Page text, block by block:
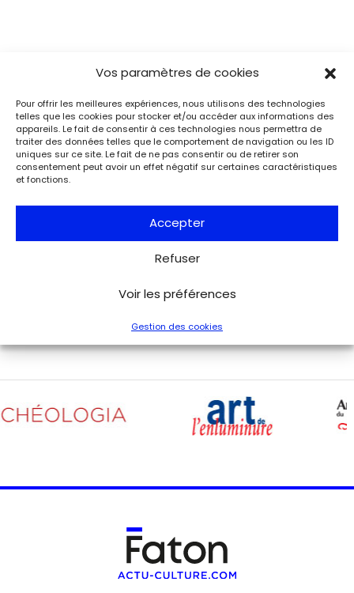
Vos paramètres de cookies
Pour offrir les meilleures expériences, nous utilisons des technologies
telles que les cookies pour stocker et/ou accéder aux informations des
appareils. Le fait de consentir à ces technologies nous permettra de
traiter des données telles que le comportement de navigation ou les ID
uniques sur ce site. Le fait de ne pas consentir ou de retirer son
consentement peut avoir un effet négatif sur certaines caractéristiques
et fonctions.
Accepter
Refuser
Voir les préférences
Gestion des cookies
Événements Du 25.08.2026 au 21.09.2026
Charles de Gaulle raconte la Libération
de Paris. Lettre à son épouse
Paris
Musée de la Libération de Paris – musée du général
Leclerc – musée Jean Moulin
À l’occasion de l’anniversaire de la Libération de Paris, le
Leclerc – musée Jean Moulin expose la lettre du 27 août
1944 de Charles de Gaulle à son épouse Yvonne, lui narrant
les événements de la Libération de Paris.
Voir tous les événements